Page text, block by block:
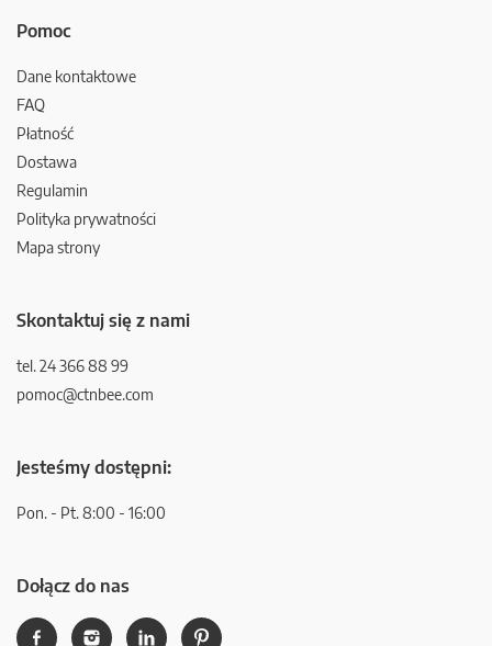
Pomoc
Dane kontaktowe
FAQ
Płatność
Dostawa
Regulamin
Polityka prywatności
Mapa strony
Skontaktuj się z nami
tel. 24 366 88 99
pomoc@ctnbee.com
Jesteśmy dostępni:
Pon. - Pt. 8:00 - 16:00
Dołącz do nas